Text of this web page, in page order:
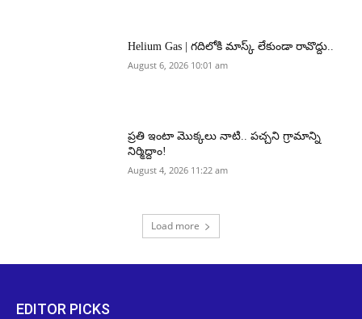
Helium Gas | గదిలోకి మాస్క్ లేకుండా రావొద్దు..
August 6, 2026 10:01 am
ప్రతి ఇంటా మొక్కలు నాటి.. పచ్చని గ్రామాన్ని
నిర్మిద్దాం!
August 4, 2026 11:22 am
Load more
EDITOR PICKS